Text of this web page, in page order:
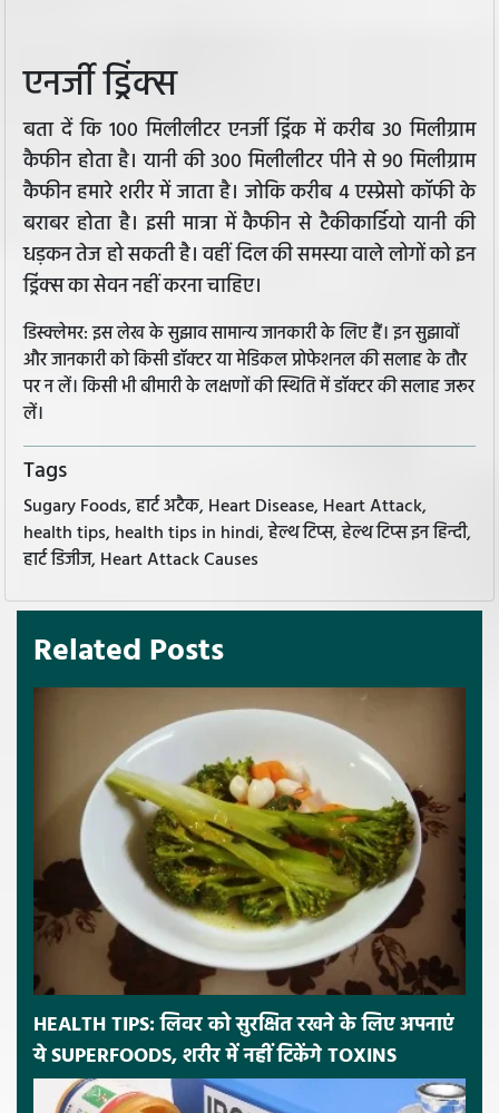
एनर्जी ड्रिंक्स
बता दें कि 100 मिलीलीटर एनर्जी ड्रिंक में करीब 30 मिलीग्राम
कैफीन होता है। यानी की 300 मिलीलीटर पीने से 90 मिलीग्राम
कैफीन हमारे शरीर में जाता है। जोकि करीब 4 एस्प्रेसो कॉफी के
बराबर होता है। इसी मात्रा में कैफीन से टैकीकार्डियो यानी की
धड़कन तेज हो सकती है। वहीं दिल की समस्या वाले लोगों को इन
ड्रिंक्स का सेवन नहीं करना चाहिए।
डिस्क्लेमर: इस लेख के सुझाव सामान्य जानकारी के लिए हैं। इन सुझावों
और जानकारी को किसी डॉक्टर या मेडिकल प्रोफेशनल की सलाह के तौर
पर न लें। किसी भी बीमारी के लक्षणों की स्थिति में डॉक्टर की सलाह जरूर
लें।
Tags
Sugary Foods, हार्ट अटैक, Heart Disease, Heart Attack,
health tips, health tips in hindi, हेल्थ टिप्स, हेल्थ टिप्स इन हिन्दी,
हार्ट डिजीज, Heart Attack Causes
Related Posts
HEALTH TIPS: लिवर को सुरक्षित रखने के लिए अपनाएं
ये SUPERFOODS, शरीर में नहीं टिकेंगे TOXINS